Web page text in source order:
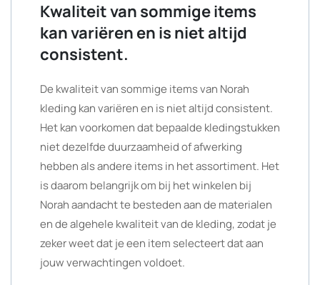
Kwaliteit van sommige items
kan variëren en is niet altijd
consistent.
De kwaliteit van sommige items van Norah
kleding kan variëren en is niet altijd consistent.
Het kan voorkomen dat bepaalde kledingstukken
niet dezelfde duurzaamheid of afwerking
hebben als andere items in het assortiment. Het
is daarom belangrijk om bij het winkelen bij
Norah aandacht te besteden aan de materialen
en de algehele kwaliteit van de kleding, zodat je
zeker weet dat je een item selecteert dat aan
jouw verwachtingen voldoet.